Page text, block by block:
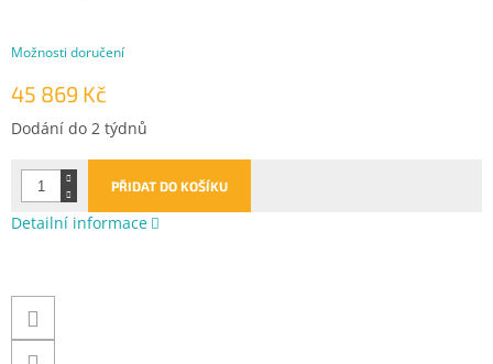
45 869 Kč
Měrná
Dodání do 2 týdnů
Možnosti doručení
PŘIDAT DO KOŠÍKU
Detailní informace